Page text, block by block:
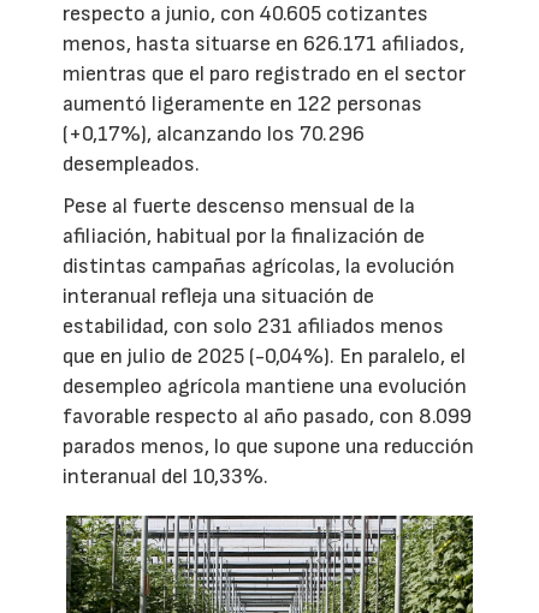
respecto a junio, con 40.605 cotizantes
menos, hasta situarse en 626.171 afiliados,
mientras que el paro registrado en el sector
aumentó ligeramente en 122 personas
(+0,17%), alcanzando los 70.296
desempleados.
Pese al fuerte descenso mensual de la
afiliación, habitual por la finalización de
distintas campañas agrícolas, la evolución
interanual refleja una situación de
estabilidad, con solo 231 afiliados menos
que en julio de 2025 (-0,04%). En paralelo, el
desempleo agrícola mantiene una evolución
favorable respecto al año pasado, con 8.099
parados menos, lo que supone una reducción
interanual del 10,33%.